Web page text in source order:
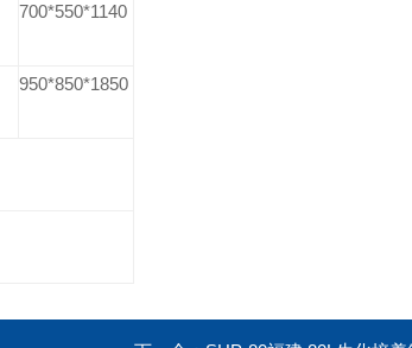
700*550*1140
950*850*1850